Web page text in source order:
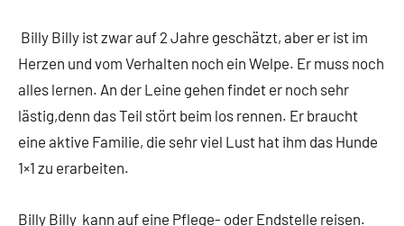
Billy Billy ist zwar auf 2 Jahre geschätzt, aber er ist im
Herzen und vom Verhalten noch ein Welpe. Er muss noch
alles lernen. An der Leine gehen findet er noch sehr
lästig,denn das Teil stört beim los rennen. Er braucht
eine aktive Familie, die sehr viel Lust hat ihm das Hunde
1×1 zu erarbeiten.
Billy Billy kann auf eine Pflege- oder Endstelle reisen.